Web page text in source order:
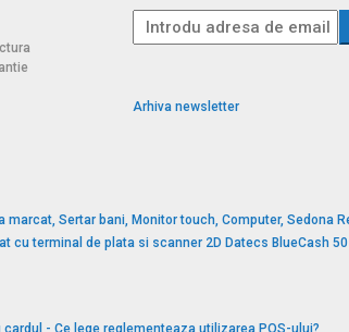
Arhiva newsletter
Sertar bani, Monitor touch, Computer, Sedona
cu terminal de plata si scanner 2D Datecs BlueCash 50
cardul - Ce lege reglementeaza utilizarea POS-ului?